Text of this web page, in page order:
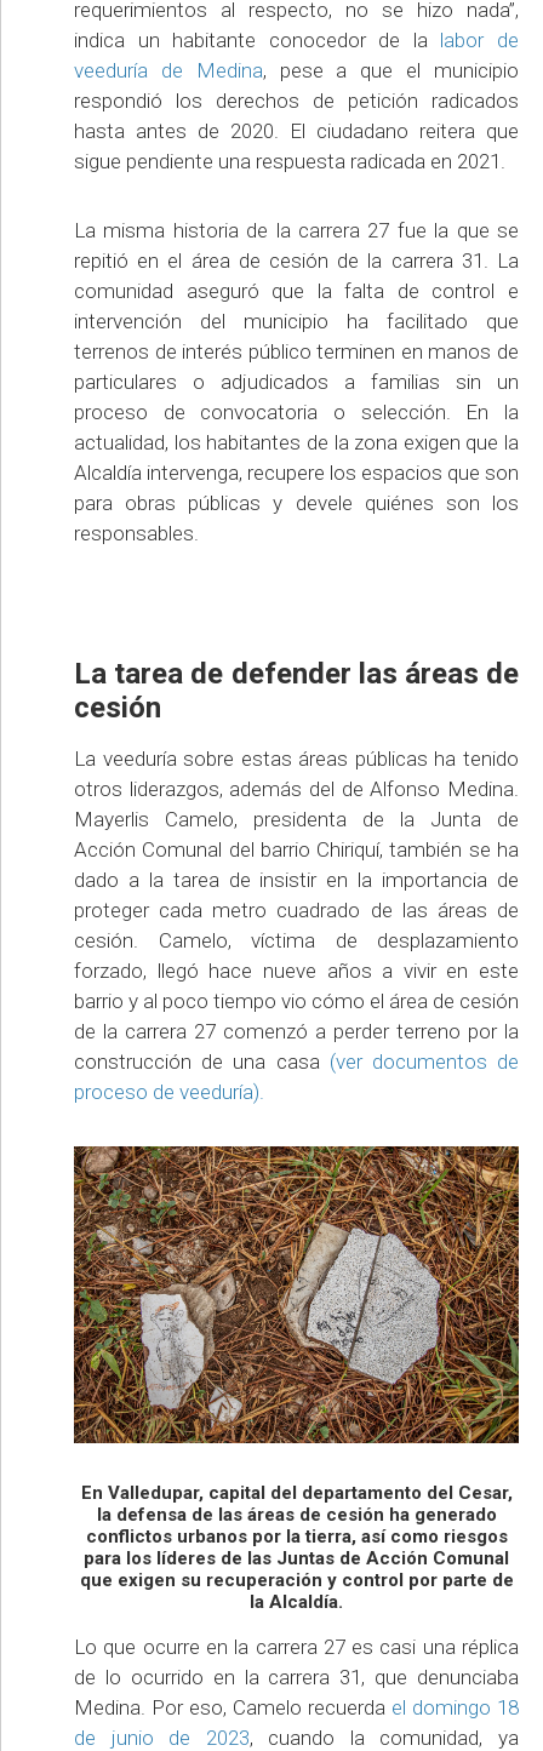
requerimientos al respecto, no se hizo nada”,
indica un habitante conocedor de la labor de
veeduría de Medina, pese a que el municipio
respondió los derechos de petición radicados
hasta antes de 2020. El ciudadano reitera que
sigue pendiente una respuesta radicada en 2021.
La misma historia de la carrera 27 fue la que se
repitió en el área de cesión de la carrera 31. La
comunidad aseguró que la falta de control e
intervención del municipio ha facilitado que
terrenos de interés público terminen en manos de
particulares o adjudicados a familias sin un
proceso de convocatoria o selección. En la
actualidad, los habitantes de la zona exigen que la
Alcaldía intervenga, recupere los espacios que son
para obras públicas y devele quiénes son los
responsables.
La tarea de defender las áreas de
cesión
La veeduría sobre estas áreas públicas ha tenido
otros liderazgos, además del de Alfonso Medina.
Mayerlis Camelo, presidenta de la Junta de
Acción Comunal del barrio Chiriquí, también se ha
dado a la tarea de insistir en la importancia de
proteger cada metro cuadrado de las áreas de
cesión. Camelo, víctima de desplazamiento
forzado, llegó hace nueve años a vivir en este
barrio y al poco tiempo vio cómo el área de cesión
de la carrera 27 comenzó a perder terreno por la
construcción de una casa (ver documentos de
proceso de veeduría).
En Valledupar, capital del departamento del Cesar,
la defensa de las áreas de cesión ha generado
conflictos urbanos por la tierra, así como riesgos
para los líderes de las Juntas de Acción Comunal
que exigen su recuperación y control por parte de
la Alcaldía.
Lo que ocurre en la carrera 27 es casi una réplica
de lo ocurrido en la carrera 31, que denunciaba
Medina. Por eso, Camelo recuerda el domingo 18
de junio de 2023, cuando la comunidad, ya